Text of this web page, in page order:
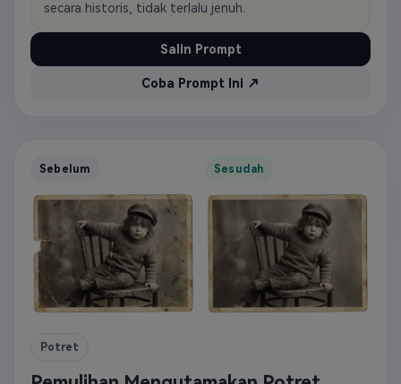
secara historis, tidak terlalu jenuh.
Salin Prompt
Coba Prompt Ini ↗
Sebelum Sesudah
Potret